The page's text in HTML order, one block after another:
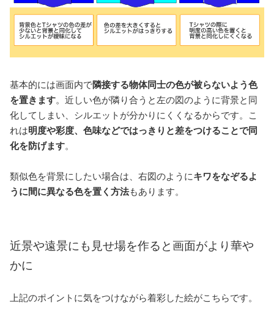
基本的には画面内で隣接する物体同士の色が被らないよう色
を置きます。近しい色が隣り合うと左の図のように背景と同
化してしまい、シルエットが分かりにくくなるからです。こ
れは明度や彩度、色味などではっきりと差をつけることで同
化を防げます。
類似色を背景にしたい場合は、右図のようにキワをなぞるよ
うに間に異なる色を置く方法もあります。
近景や遠景にも見せ場を作ると画面がより華や
かに
上記のポイントに気をつけながら着彩した絵がこちらです。